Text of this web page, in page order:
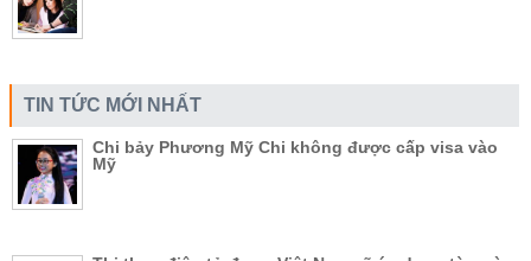
TIN TỨC MỚI NHẤT
Chi bảy Phương Mỹ Chi không được cấp visa vào
Mỹ